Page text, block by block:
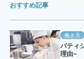
おすすめ記事
働き方
パティ
理由~